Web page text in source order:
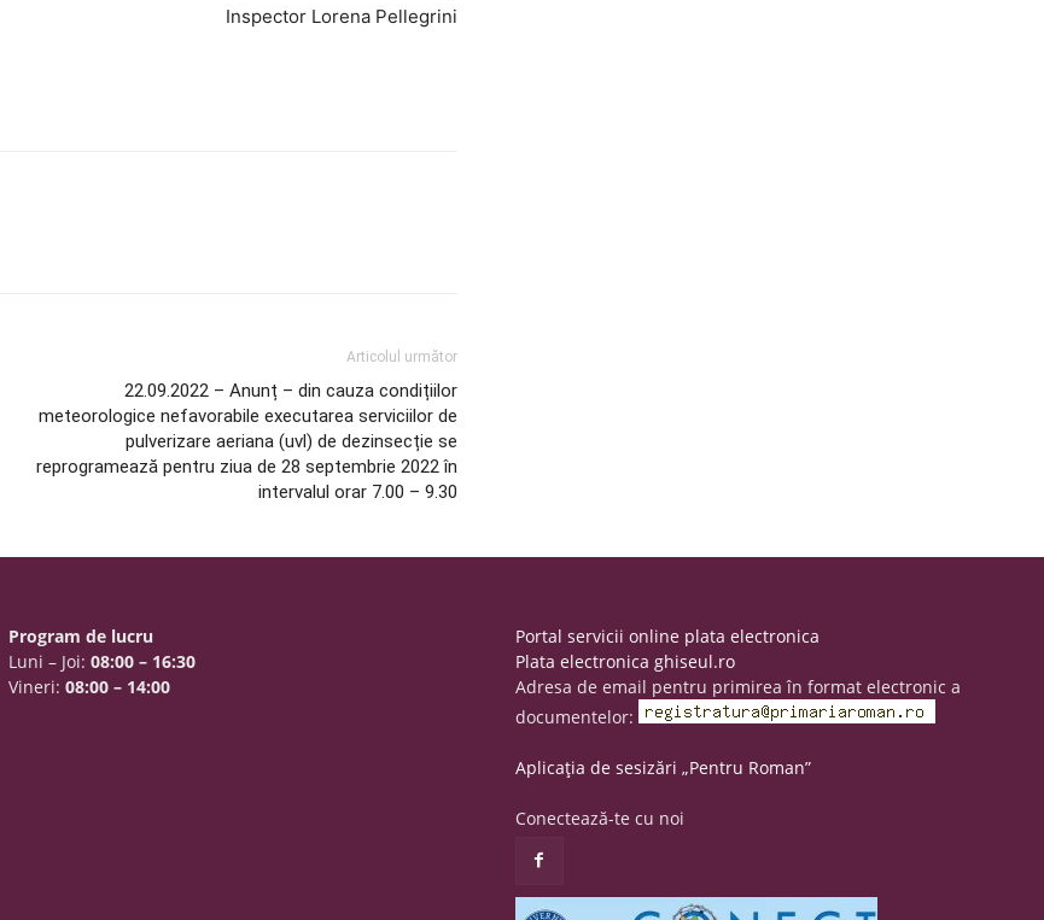
Inspector Lorena Pellegrini
Articolul următor
22.09.2022 – Anunț – din cauza condițiilor
meteorologice nefavorabile executarea serviciilor de
pulverizare aeriana (uvl) de dezinsecție se
reprogramează pentru ziua de 28 septembrie 2022 în
intervalul orar 7.00 – 9.30
Program de lucru
Luni – Joi:08:00 – 16:30
Vineri:08:00 – 14:00
Portal servicii online plata electronica
Plata electronica ghiseul.ro
Adresa de email pentru primirea în format electronic a
documentelor:
Aplicația de sesizări „Pentru Roman”
Conectează-te cu noi